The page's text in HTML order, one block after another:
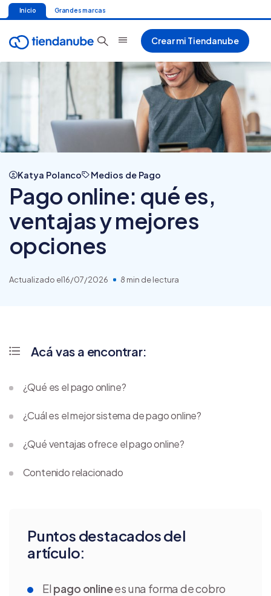
Inicio Grandes marcas
Crear mi Tiendanube
Katya Polanco Medios de Pago
Pago online: qué es,
ventajas y mejores
opciones
Actualizado el16/07/2026 8 min de lectura
Puntos destacados del
artículo:
El pago onlinees una forma de cobro
Acá vas a encontrar:
¿Qué es el pago online?
¿Cuál es el mejor sistema de pago online?
¿Qué ventajas ofrece el pago online?
Contenido relacionado